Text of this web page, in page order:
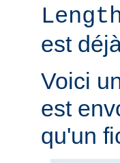
est
Voici
est
qu'un